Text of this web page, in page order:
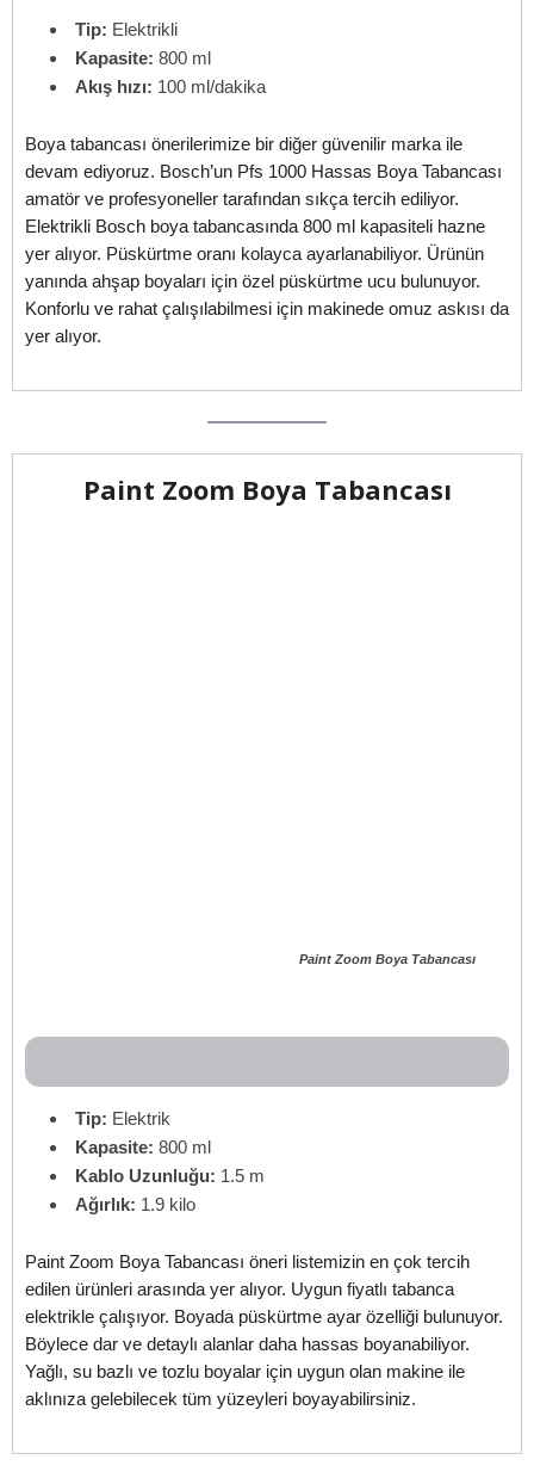
Tip: Elektrikli
Kapasite: 800 ml
Akış hızı: 100 ml/dakika
Boya tabancası önerilerimize bir diğer güvenilir marka ile
devam ediyoruz. Bosch’un Pfs 1000 Hassas Boya Tabancası
amatör ve profesyoneller tarafından sıkça tercih ediliyor.
Elektrikli Bosch boya tabancasında 800 ml kapasiteli hazne
yer alıyor. Püskürtme oranı kolayca ayarlanabiliyor. Ürünün
yanında ahşap boyaları için özel püskürtme ucu bulunuyor.
Konforlu ve rahat çalışılabilmesi için makinede omuz askısı da
yer alıyor.
Paint Zoom Boya Tabancası
Paint Zoom Boya Tabancası
Tip: Elektrik
Kapasite: 800 ml
Kablo Uzunluğu: 1.5 m
Ağırlık: 1.9 kilo
Paint Zoom Boya Tabancası öneri listemizin en çok tercih
edilen ürünleri arasında yer alıyor. Uygun fiyatlı tabanca
elektrikle çalışıyor. Boyada püskürtme ayar özelliği bulunuyor.
Böylece dar ve detaylı alanlar daha hassas boyanabiliyor.
Yağlı, su bazlı ve tozlu boyalar için uygun olan makine ile
aklınıza gelebilecek tüm yüzeyleri boyayabilirsiniz.